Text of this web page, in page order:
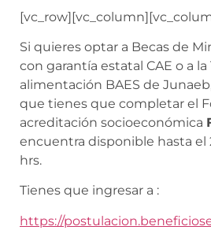
Si quieres optar a Becas de
con garantía estatal CAE o a la
alimentación BAES de
que tienes que completar el
acreditación socioeconómica
encuentra disponible hasta el
hrs.
Tienes que ingresar a :
https://